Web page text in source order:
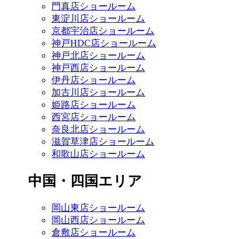
門真店ショールーム
東淀川店ショールーム
京都宇治店ショールーム
神戸HDC店ショールーム
神戸北店ショールーム
神戸西店ショールーム
伊丹店ショールーム
加古川店ショールーム
姫路店ショールーム
西宮店ショールーム
奈良北店ショールーム
滋賀草津店ショールーム
和歌山店ショールーム
中国・四国エリア
岡山東店ショールーム
岡山西店ショールーム
倉敷店ショールーム